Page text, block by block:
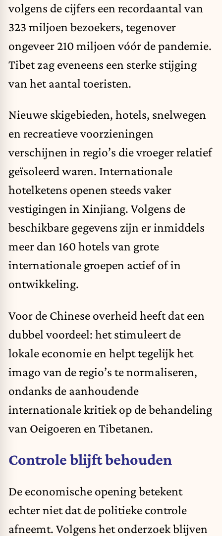
volgens de cijfers een recordaantal van
323 miljoen bezoekers, tegenover
ongeveer 210 miljoen vóór de pandemie.
Tibet zag eveneens een sterke stijging
van het aantal toeristen.
Nieuwe skigebieden, hotels, snelwegen
en recreatieve voorzieningen
verschijnen in regio’s die vroeger relatief
geïsoleerd waren. Internationale
hotelketens openen steeds vaker
vestigingen in Xinjiang. Volgens de
beschikbare gegevens zijn er inmiddels
meer dan 160 hotels van grote
internationale groepen actief of in
ontwikkeling.
Voor de Chinese overheid heeft dat een
dubbel voordeel: het stimuleert de
lokale economie en helpt tegelijk het
imago van de regio’s te normaliseren,
ondanks de aanhoudende
internationale kritiek op de behandeling
van Oeigoeren en Tibetanen.
Controle blijft behouden
De economische opening betekent
echter niet dat de politieke controle
afneemt. Volgens het onderzoek blijven